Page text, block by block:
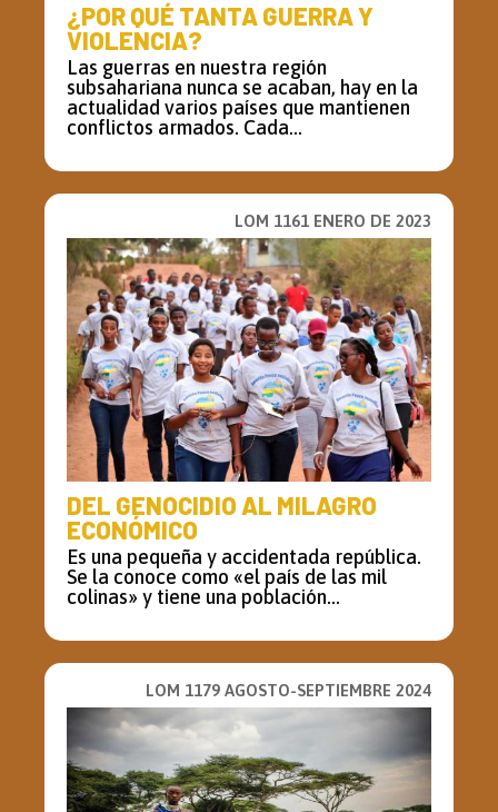
¿POR QUÉ TANTA GUERRA Y
VIOLENCIA?
Las guerras en nuestra región
subsahariana nunca se acaban, hay en la
actualidad varios países que mantienen
conflictos armados. Cada...
LOM 1161 ENERO DE 2023
DEL GENOCIDIO AL MILAGRO
ECONÓMICO
Es una pequeña y accidentada república.
Se la conoce como «el país de las mil
colinas» y tiene una población...
LOM 1179 AGOSTO-SEPTIEMBRE 2024